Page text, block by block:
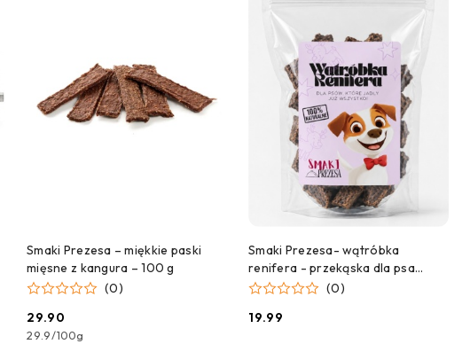
Smaki Prezesa – miękkie paski
mięsne z kangura – 100 g
(0)
Cena:
29.90
29.9/100g
Smaki Prezesa- wątróbka
renifera - przekąska dla psa
alergia - 100g(0)
Cena:
19.99
DODAJ DO KOSZYKA